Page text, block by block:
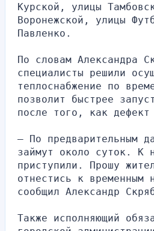
Курской, улицы
Воронежской, улицы
Павленко.
По словам Александра
специалисты решили
теплоснабжение по
позволит быстрее
после того, как дефект
– По предварительным
займут около суток. К
приступили. Прошу
отнестись к временным
сообщил Александр
Также исполняющий